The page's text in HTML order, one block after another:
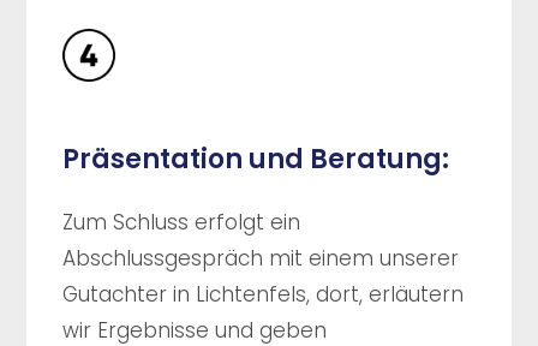
Präsentation und Beratung:
Zum Schluss erfolgt ein
Abschlussgespräch mit einem unserer
Gutachter in Lichtenfels, dort, erläutern
wir Ergebnisse und geben